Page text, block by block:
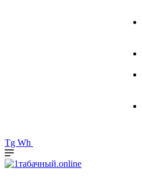
Tg Wh